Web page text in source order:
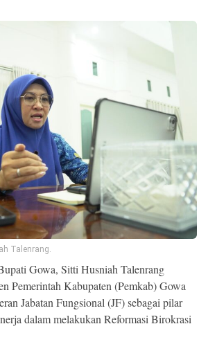
Talenrang.
Gowa, Sitti Husniah Talenrang
Pemerintah Kabupaten (Pemkab) Gowa
Jabatan Fungsional (JF) sebagai pilar
dalam melakukan Reformasi Birokrasi